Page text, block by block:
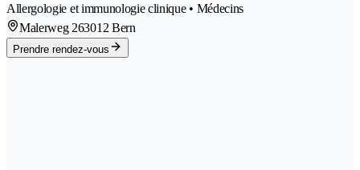
Allergologie et immunologie clinique • Médecins
Malerweg 263012 Bern
Prendre rendez-vous